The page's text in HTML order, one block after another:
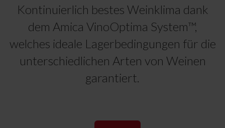
Kontinuierlich bestes Weinklima dank
dem Amica VinoOptima System™,
welches ideale Lagerbedingungen für die
unterschiedlichen Arten von Weinen
garantiert.